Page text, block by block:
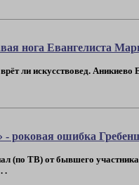
нога Евангелиста
ли искусствовед.
- роковая ошибка
(по ТВ) от бывшего
.